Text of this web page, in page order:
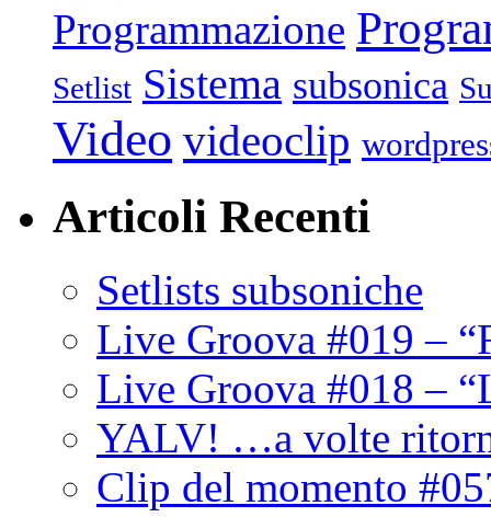
Programmazione
Setlist Sistema subsonica
Video videoclip
Articoli Recenti
Setlists subsoniche
Live Groova #019 –
Live Groova #018 –
YALV! …a volte
Clip del momento